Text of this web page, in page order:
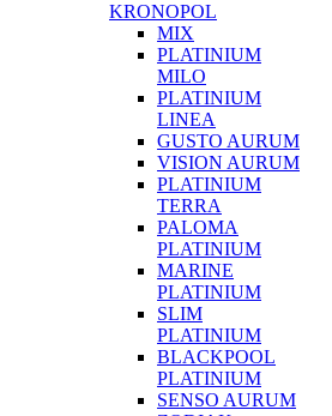
KRONOPOL
MIX
PLATINIUM
MILO
PLATINIUM
LINEA
GUSTO AURUM
VISION AURUM
PLATINIUM
TERRA
PALOMA
PLATINIUM
MARINE
PLATINIUM
SLIM
PLATINIUM
BLACKPOOL
PLATINIUM
SENSO AURUM